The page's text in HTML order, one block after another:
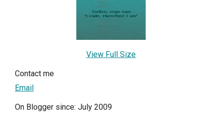
View Full Size
Contact me
Email
On Blogger since: July 2009